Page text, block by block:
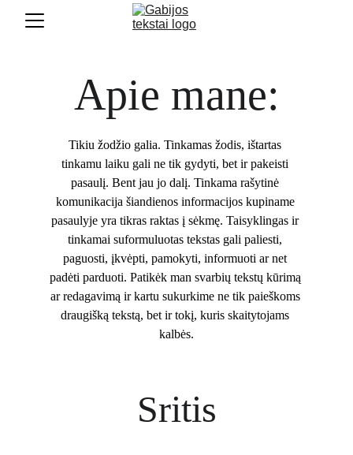
Tikiu žodžio galia. Tinkamas žodis, ištartas
tinkamu laiku gali ne tik gydyti, bet ir pakeisti
pasaulį. Bent jau jo dalį. Tinkama rašytinė
komunikacija šiandienos informacijos kupiname
pasaulyje yra tikras raktas į sėkmę. Taisyklingas ir
tinkamai suformuluotas tekstas gali paliesti,
paguosti, įkvėpti, pamokyti, informuoti ar net
padėti parduoti. Patikėk man svarbių tekstų kūrimą
ar redagavimą ir kartu sukurkime ne tik paieškoms
draugišką tekstą, bet ir tokį, kuris skaitytojams
kalbės.
Sritis
Apie mane: